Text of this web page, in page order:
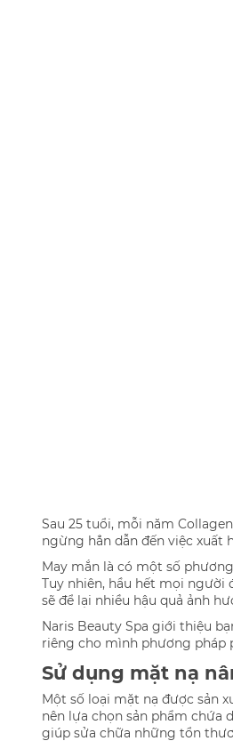
Sau 25 tuổi, mỗi năm
ngừng hẳn dẫn đến việc xuất
May mắn là có một số
Tuy nhiên, hầu hết mọi người
sẽ để lại nhiều hậu quả ảnh
Naris Beauty Spa giới thiệu
riêng cho mình phương pháp
Sử dụng mặt nạ
Một số loại mặt nạ được sản
nên lựa chọn sản phẩm chứa
giúp sửa chữa những tổn